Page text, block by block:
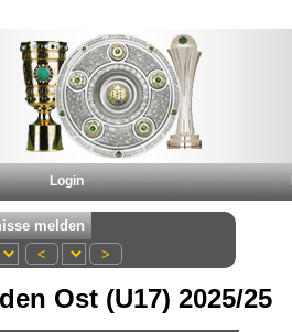
Login
Ost (U17) 2025/25